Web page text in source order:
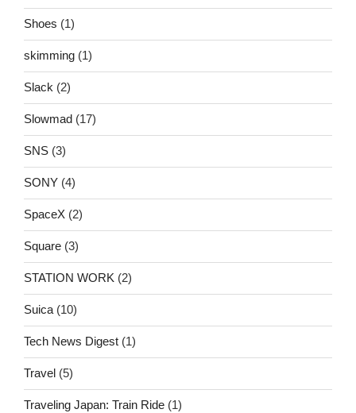
Shoes (1)
skimming (1)
Slack (2)
Slowmad (17)
SNS (3)
SONY (4)
SpaceX (2)
Square (3)
STATION WORK (2)
Suica (10)
Tech News Digest (1)
Travel (5)
Traveling Japan: Train Ride (1)